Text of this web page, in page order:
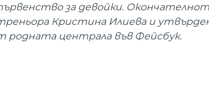
за девойки.
Кристина Илиева и
родната централа във Фейсбук.